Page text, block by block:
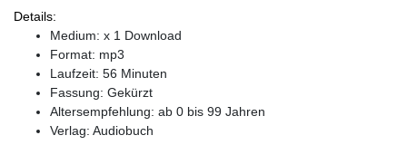
Details:
Medium: x 1 Download
Format: mp3
Laufzeit: 56 Minuten
Fassung: Gekürzt
Altersempfehlung: ab 0 bis 99 Jahren
Verlag: Audiobuch